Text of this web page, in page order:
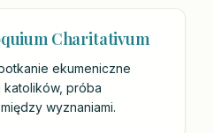
Charitativum
ekumeniczne
katolików, próba
wyznaniami.